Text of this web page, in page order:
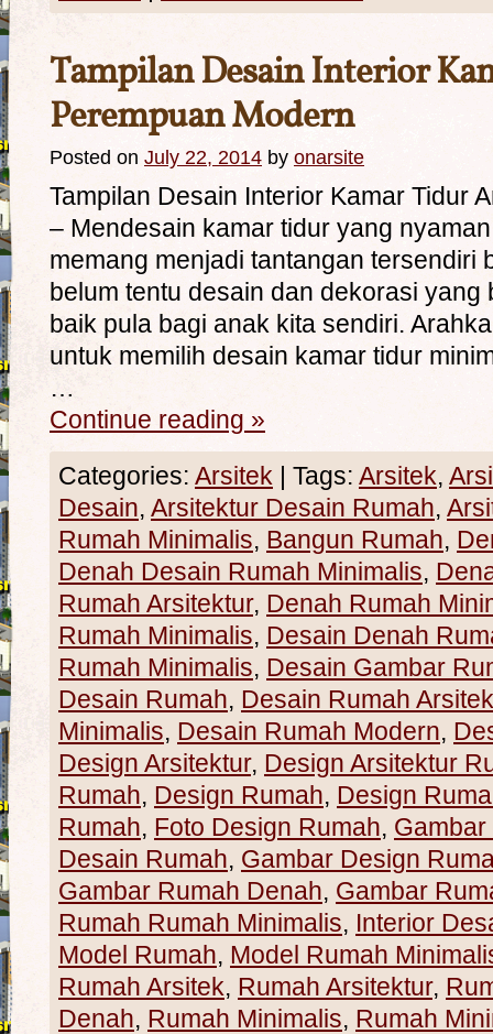
Tampilan Desain Interior
Perempuan Modern
Posted on July 22, 2014 by onarsite
Tampilan Desain Interior Kamar Tidur
– Mendesain kamar tidur yang
memang menjadi tantangan tersendiri
belum tentu desain dan dekorasi yang
baik pula bagi anak kita sendiri.
untuk memilih desain kamar tidur
…
Continue reading »
Categories: Arsitek | Tags: Arsitek,
Desain, Arsitektur Desain Rumah,
Rumah Minimalis, Bangun Rumah,
Denah Desain Rumah Minimalis,
Rumah Arsitektur, Denah Rumah
Rumah Minimalis, Desain Denah
Rumah Minimalis, Desain Gambar
Desain Rumah, Desain Rumah
Minimalis, Desain Rumah Modern,
Design Arsitektur, Design Arsitektur
Rumah, Design Rumah, Design
Rumah, Foto Design Rumah,
Desain Rumah, Gambar Design
Gambar Rumah Denah, Gambar
Rumah Rumah Minimalis, Interior
Model Rumah, Model Rumah
Rumah Arsitek, Rumah Arsitektur,
Denah, Rumah Minimalis, Rumah